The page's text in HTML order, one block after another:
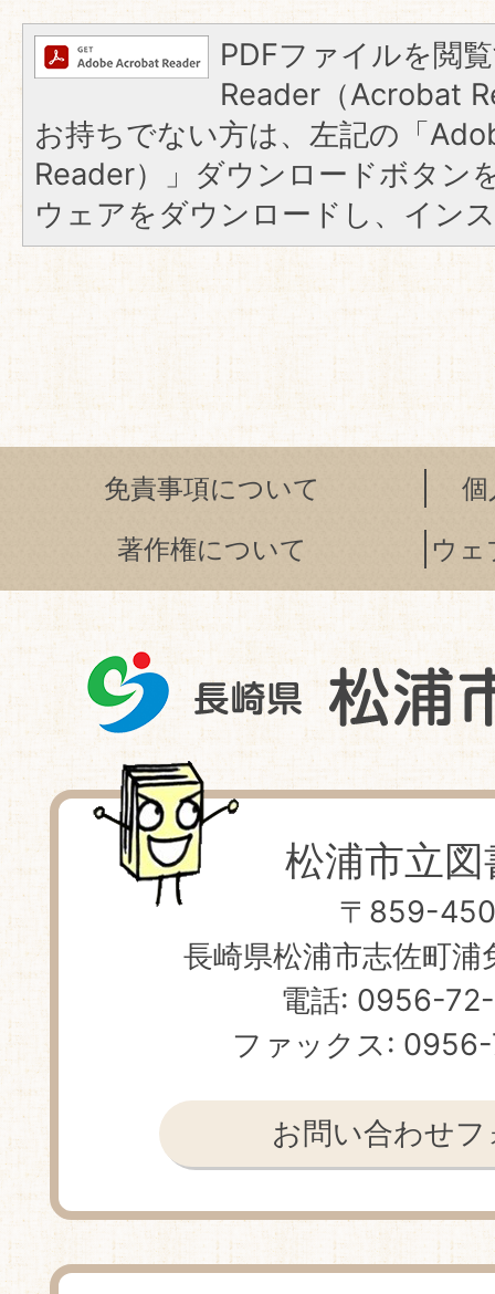
PDFファイルを閲
Reader（Acrobat
お持ちでない方は、左記の「
Reader）」ダウンロードボタン
ウェアをダウンロードし、イン
免責事項について
個
著作権について
ウ
松浦市立図
〒859-
長崎県松浦市志佐町浦
電話: 0956-
ファックス:
お問い合わせフ